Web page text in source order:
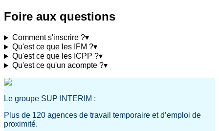
Foire aux questions
Comment s'inscrire ?▾
Qu'est ce que les IFM ?▾
Qu'est ce que les ICPP ?▾
Qu'est ce qu'un acompte ?▾
Le groupe SUP INTERIM :
Plus de 120 agences de travail temporaire et d’emploi de
proximité.